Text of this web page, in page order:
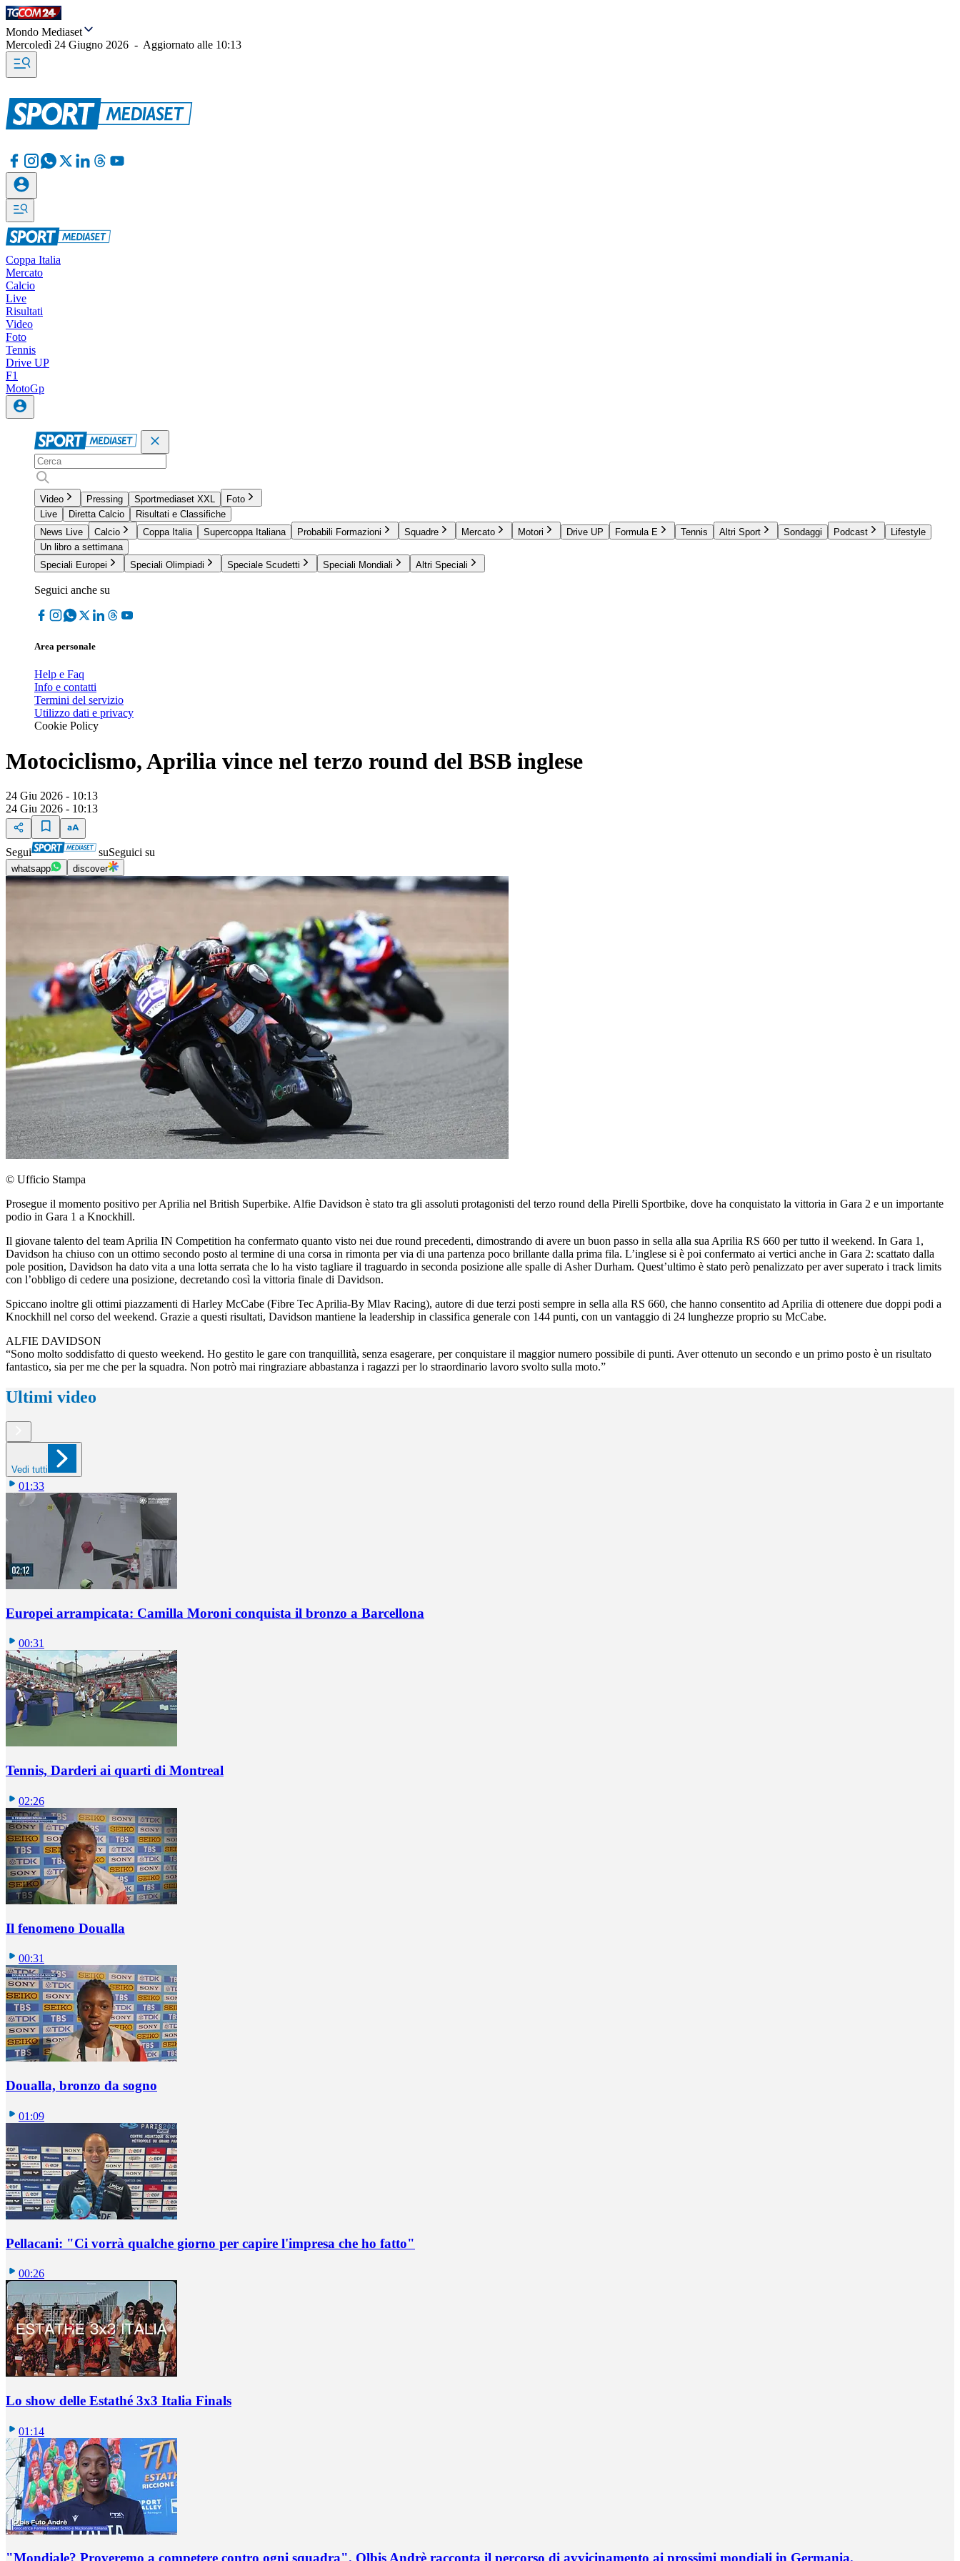
Mondo Mediaset
Mercoledì 24 Giugno 2026 - Aggiornato alle 10:13
Coppa Italia
Mercato
Calcio
Live
Risultati
Video
Foto
Tennis
Drive UP
F1
MotoGp
Video Pressing Sportmediaset XXL
Foto
Live
Diretta Calcio
Risultati e Classifiche
News Live
Calcio Coppa Italia Supercoppa Italiana Probabili Formazioni Squadre Mercato Motori Drive UP Formula E Tennis Altri Sport Sondaggi Podcast
Lifestyle
Un libro a settimana
Speciali Europei
Speciali Olimpiadi Speciale Scudetti Speciali Mondiali Altri Speciali
Seguici anche su
Area personale
Help e Faq
Info e contatti
Termini del servizio
Utilizzo dati e privacy
Cookie Policy
Motociclismo, Aprilia vince nel terzo round del BSB inglese
24 Giu 2026 - 10:13
24 Giu 2026 - 10:13
Segui suSeguici su
whatsapp discover
© Ufficio Stampa
Prosegue il momento positivo per Aprilia nel British Superbike. Alfie Davidson è stato tra gli assoluti protagonisti del terzo round della Pirelli Sportbike, dove ha conquistato la vittoria in Gara 2 e un importante
podio in Gara 1 a Knockhill.
Il giovane talento del team Aprilia IN Competition ha confermato quanto visto nei due round precedenti, dimostrando di avere un buon passo in sella alla sua Aprilia RS 660 per tutto il weekend. In Gara 1,
Davidson ha chiuso con un ottimo secondo posto al termine di una corsa in rimonta per via di una partenza poco brillante dalla prima fila. L’inglese si è poi confermato ai vertici anche in Gara 2: scattato dalla
pole position, Davidson ha dato vita a una lotta serrata che lo ha visto tagliare il traguardo in seconda posizione alle spalle di Asher Durham. Quest’ultimo è stato però penalizzato per aver superato i track limits
con l’obbligo di cedere una posizione, decretando così la vittoria finale di Davidson.
Spiccano inoltre gli ottimi piazzamenti di Harley McCabe (Fibre Tec Aprilia-By Mlav Racing), autore di due terzi posti sempre in sella alla RS 660, che hanno consentito ad Aprilia di ottenere due doppi podi a
Knockhill nel corso del weekend. Grazie a questi risultati, Davidson mantiene la leadership in classifica generale con 144 punti, con un vantaggio di 24 lunghezze proprio su McCabe.
ALFIE DAVIDSON
“Sono molto soddisfatto di questo weekend. Ho gestito le gare con tranquillità, senza esagerare, per conquistare il maggior numero possibile di punti. Aver ottenuto un secondo e un primo posto è un risultato
fantastico, sia per me che per la squadra. Non potrò mai ringraziare abbastanza i ragazzi per lo straordinario lavoro svolto sulla moto.”
Ultimi video
Vedi tutti
01:33
Europei arrampicata: Camilla Moroni conquista il bronzo a Barcellona
00:31
Tennis, Darderi ai quarti di Montreal
02:26
Il fenomeno Doualla
00:31
Doualla, bronzo da sogno
01:09
Pellacani: "Ci vorrà qualche giorno per capire l'impresa che ho fatto"
00:26
Lo show delle Estathé 3x3 Italia Finals
01:14